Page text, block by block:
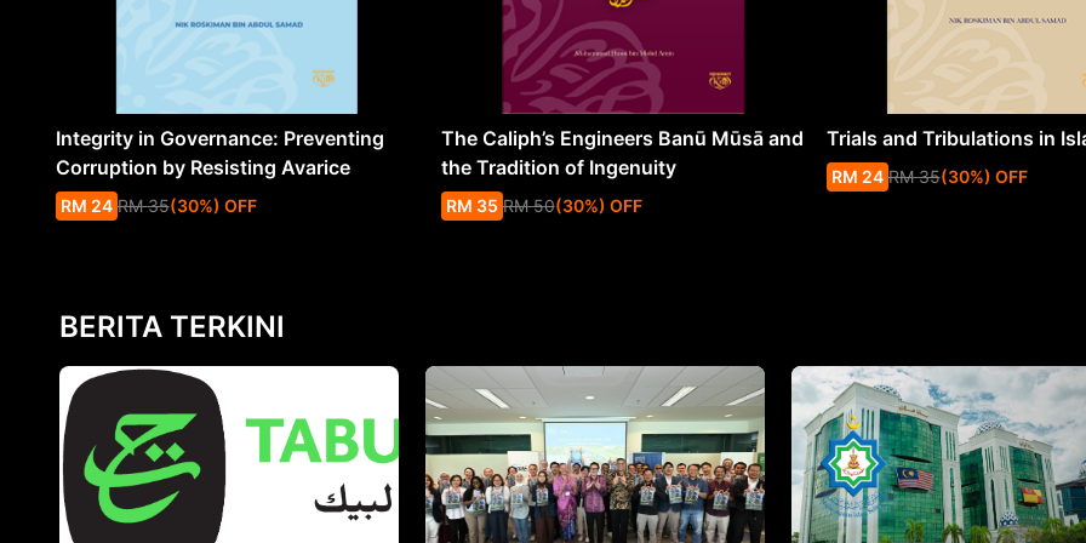
Integrity in Governance: Preventing
Corruption by Resisting Avarice
RM 24 RM 35(30%) OFF
The Caliph’s Engineers Banū Mūsā and
the Tradition of Ingenuity
RM 35 RM 50(30%) OFF
Trials and Tribulations in
RM 24 RM 35(30%) OFF
BERITA TERKINI